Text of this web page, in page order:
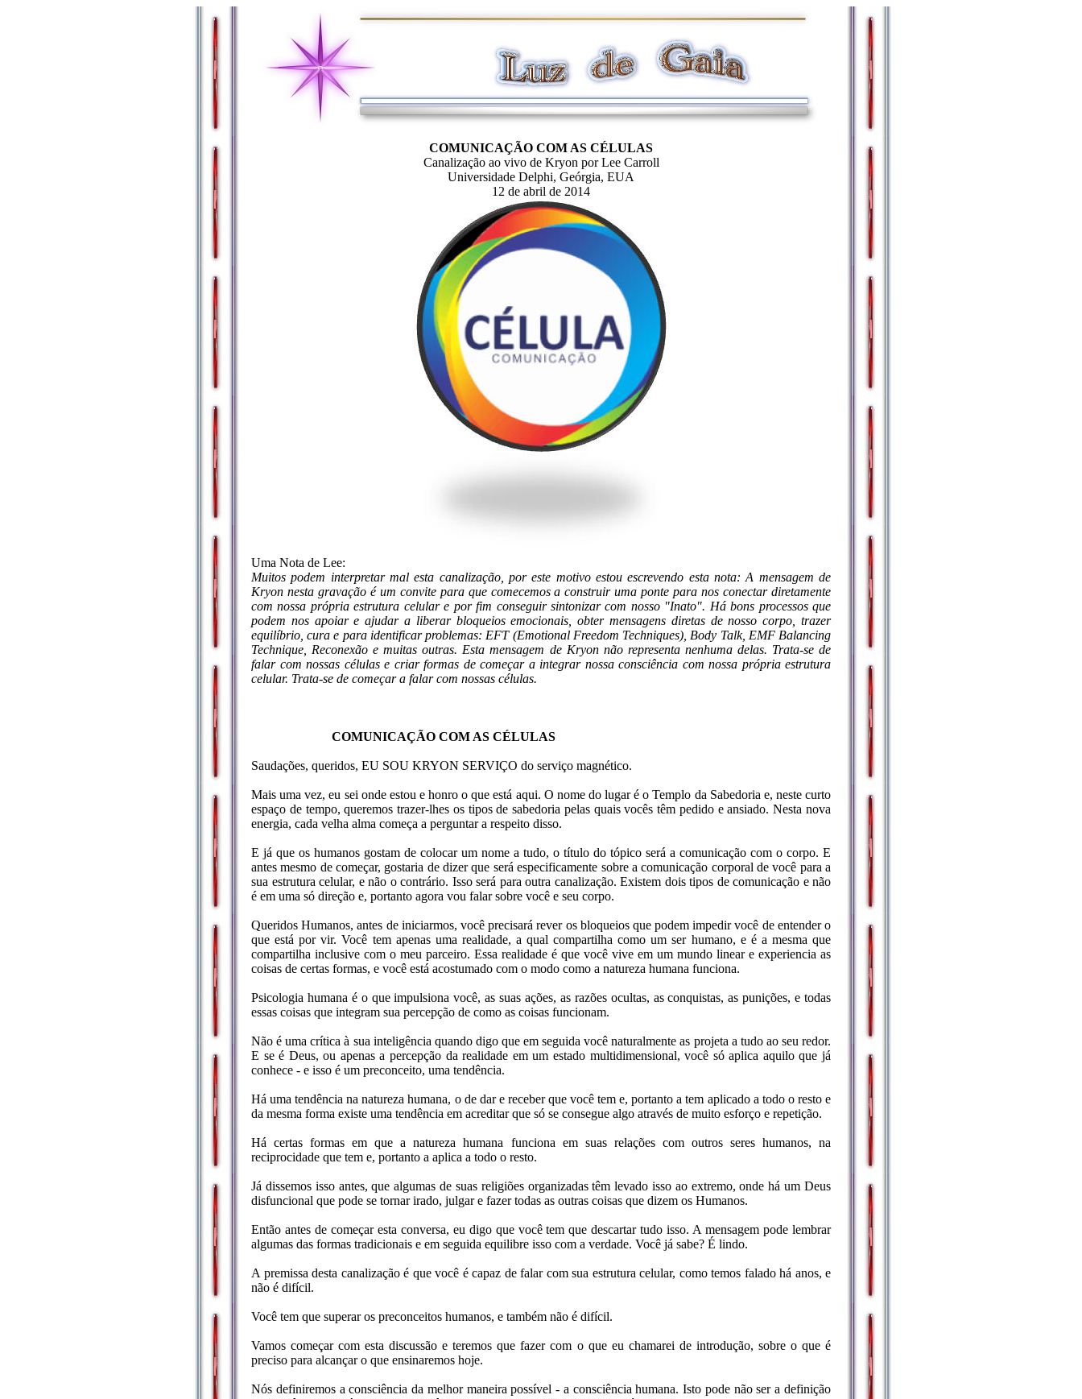
COMUNICAÇÃO COM AS CÉLULAS
Canalização ao vivo de Kryon por Lee Carroll
Universidade Delphi, Geórgia, EUA
12 de abril de 2014
Uma Nota de Lee:
Muitos podem interpretar mal esta canalização, por este motivo estou escrevendo esta nota: A mensagem de
Kryon nesta gravação é um convite para que comecemos a construir uma ponte para nos conectar diretamente
com nossa própria estrutura celular e por fim conseguir sintonizar com nosso "Inato". Há bons processos que
podem nos apoiar e ajudar a liberar bloqueios emocionais, obter mensagens diretas de nosso corpo, trazer
equilíbrio, cura e para identificar problemas: EFT (Emotional Freedom Techniques), Body Talk, EMF Balancing
Technique, Reconexão e muitas outras. Esta mensagem de Kryon não representa nenhuma delas. Trata-se de
falar com nossas células e criar formas de começar a integrar nossa consciência com nossa própria estrutura
celular. Trata-se de começar a falar com nossas células.
COMUNICAÇÃO COM AS CÉLULAS
Saudações, queridos, EU SOU KRYON SERVIÇO do serviço magnético.
Mais uma vez, eu sei onde estou e honro o que está aqui. O nome do lugar é o Templo da Sabedoria e, neste curto
espaço de tempo, queremos trazer-lhes os tipos de sabedoria pelas quais vocês têm pedido e ansiado. Nesta nova
energia, cada velha alma começa a perguntar a respeito disso.
E já que os humanos gostam de colocar um nome a tudo, o título do tópico será a comunicação com o corpo. E
antes mesmo de começar, gostaria de dizer que será especificamente sobre a comunicação corporal de você para a
sua estrutura celular, e não o contrário. Isso será para outra canalização. Existem dois tipos de comunicação e não
é em uma só direção e, portanto agora vou falar sobre você e seu corpo.
Queridos Humanos, antes de iniciarmos, você precisará rever os bloqueios que podem impedir você de entender o
que está por vir. Você tem apenas uma realidade, a qual compartilha como um ser humano, e é a mesma que
compartilha inclusive com o meu parceiro. Essa realidade é que você vive em um mundo linear e experiencia as
coisas de certas formas, e você está acostumado com o modo como a natureza humana funciona.
Psicologia humana é o que impulsiona você, as suas ações, as razões ocultas, as conquistas, as punições, e todas
essas coisas que integram sua percepção de como as coisas funcionam.
Não é uma crítica à sua inteligência quando digo que em seguida você naturalmente as projeta a tudo ao seu redor.
E se é Deus, ou apenas a percepção da realidade em um estado multidimensional, você só aplica aquilo que já
conhece - e isso é um preconceito, uma tendência.
Há uma tendência na natureza humana, o de dar e receber que você tem e, portanto a tem aplicado a todo o resto e
da mesma forma existe uma tendência em acreditar que só se consegue algo através de muito esforço e repetição.
Há certas formas em que a natureza humana funciona em suas relações com outros seres humanos, na
reciprocidade que tem e, portanto a aplica a todo o resto.
Já dissemos isso antes, que algumas de suas religiões organizadas têm levado isso ao extremo, onde há um Deus
disfuncional que pode se tornar irado, julgar e fazer todas as outras coisas que dizem os Humanos.
Então antes de começar esta conversa, eu digo que você tem que descartar tudo isso. A mensagem pode lembrar
algumas das formas tradicionais e em seguida equilibre isso com a verdade. Você já sabe? É lindo.
A premissa desta canalização é que você é capaz de falar com sua estrutura celular, como temos falado há anos, e
não é difícil.
Você tem que superar os preconceitos humanos, e também não é difícil.
Vamos começar com esta discussão e teremos que fazer com o que eu chamarei de introdução, sobre o que é
preciso para alcançar o que ensinaremos hoje.
Nós definiremos a consciência da melhor maneira possível - a consciência humana. Isto pode não ser a definição